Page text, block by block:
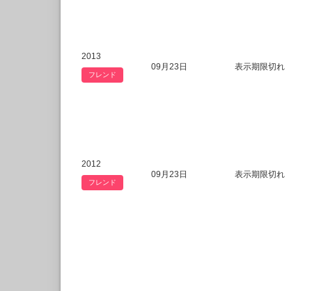
2013
フレンド
09月23日 表示期限切れ
2012
フレンド
09月23日 表示期限切れ